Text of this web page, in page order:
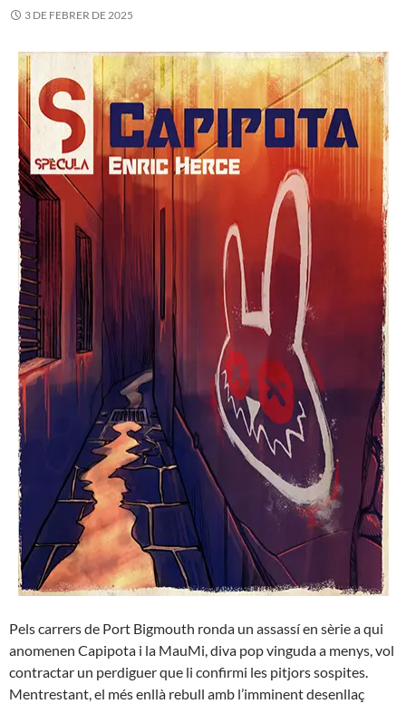
3 DE FEBRER DE 2025
Pels carrers de Port Bigmouth ronda un assassí en sèrie a qui
anomenen Capipota i la MauMi, diva pop vinguda a menys, vol
contractar un perdiguer que li confirmi les pitjors sospites.
Mentrestant, el més enllà rebull amb l’imminent desenllaç